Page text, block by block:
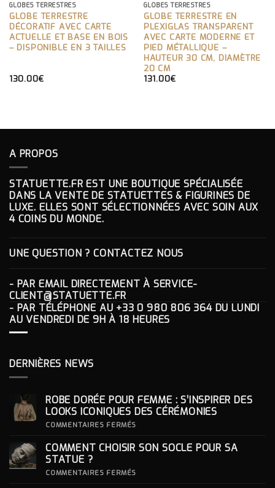
GLOBES TERRESTRES
GLOBE TERRESTRE
DÉCORATIF AVEC CARTE
ACTUELLE ET BASE EN BOIS
– DISPONIBLE EN 3 TAILLES
130.00€
GLOBES TERRESTRES
GLOBE TERRESTRE EN
PLEXIGLAS TRANSPARENT
AVEC CARTE MODERNE ET
PIED MÉTALLIQUE –
HAUTEUR 30 CM, DIAMÈTRE
20 CM
131.00€
A PROPOS
STATUETTE.FR EST UNE BOUTIQUE SPÉCIALISÉE
DANS LA VENTE DE STATUETTES & FIGURINES DE
LUXE. ELLES SONT SÉLECTIONNÉES AVEC SOIN AUX
4 COINS DU MONDE.
UNE QUESTION ? CONTACTEZ NOUS
- PAR EMAIL DIRECTEMENT À SERVICE-
CLIENT@STATUETTE.FR
- PAR TÉLÉPHONE AU +33 0 980 806 364DU LUNDI
AU VENDREDI DE 9H À 18 HEURES
DERNIÈRES NEWS
ROBE DORÉE POUR FEMME : S’INSPIRER DES
LOOKS ICONIQUES DES CÉRÉMONIES
COMMENTAIRES FERMÉS
POUR
COMMENT CHOISIR SON SOCLE POUR SA
STATUE ?
COMMENTAIRES FERMÉS